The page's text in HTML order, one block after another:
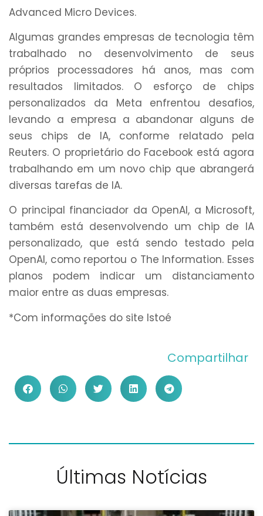
Advanced Micro Devices.
Algumas grandes empresas de tecnologia têm
trabalhado no desenvolvimento de seus
próprios processadores há anos, mas com
resultados limitados. O esforço de chips
personalizados da Meta enfrentou desafios,
levando a empresa a abandonar alguns de
seus chips de IA, conforme relatado pela
Reuters. O proprietário do Facebook está agora
trabalhando em um novo chip que abrangerá
diversas tarefas de IA.
O principal financiador da OpenAI, a Microsoft,
também está desenvolvendo um chip de IA
personalizado, que está sendo testado pela
OpenAI, como reportou o The Information. Esses
planos podem indicar um distanciamento
maior entre as duas empresas.
*Com informações do site Istoé
Compartilhar
Últimas Notícias